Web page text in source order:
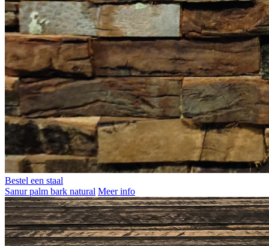
Bestel een staal
Sanur palm bark natural Meer info